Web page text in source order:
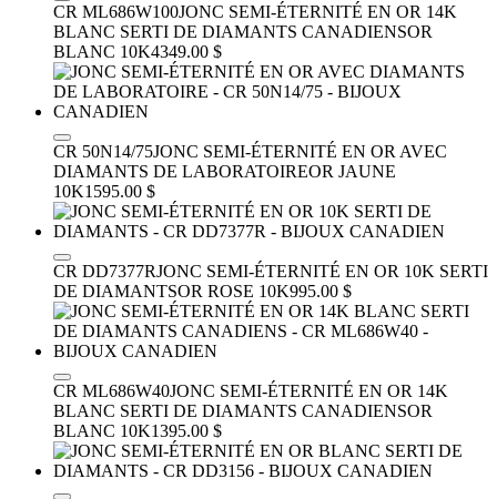
CR ML686W100JONC SEMI-ÉTERNITÉ EN OR 14K
BLANC SERTI DE DIAMANTS CANADIENSOR
BLANC 10K4349.00 $
CR 50N14/75JONC SEMI-ÉTERNITÉ EN OR AVEC
DIAMANTS DE LABORATOIREOR JAUNE
10K1595.00 $
CR DD7377RJONC SEMI-ÉTERNITÉ EN OR 10K SERTI
DE DIAMANTSOR ROSE 10K995.00 $
CR ML686W40JONC SEMI-ÉTERNITÉ EN OR 14K
BLANC SERTI DE DIAMANTS CANADIENSOR
BLANC 10K1395.00 $